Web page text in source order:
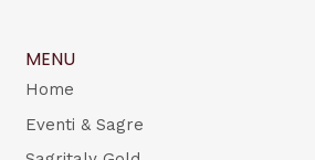
MENU
Home
Eventi & Sagre